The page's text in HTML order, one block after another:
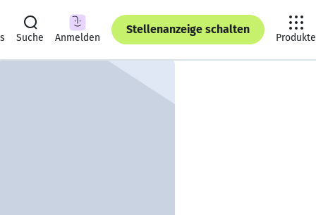
Suche Anmelden
Stellenanzeige schalten
Produkte